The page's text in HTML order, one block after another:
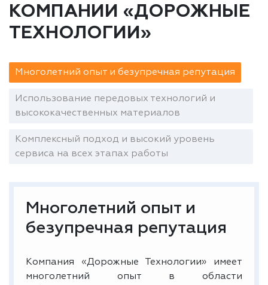
КОМПАНИИ «ДОРОЖНЫЕ
ТЕХНОЛОГИИ»
Многолетний опыт и безупречная репутация
Использование передовых технологий и
высококачественных материалов
Комплексный подход и высокий уровень
сервиса на всех этапах работы
Многолетний опыт и
безупречная репутация
Компания «Дорожные Технологии» имеет
многолетний опыт в области